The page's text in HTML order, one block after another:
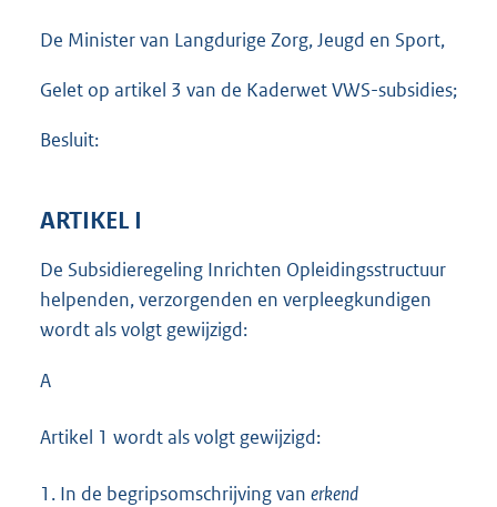
De Minister van Langdurige Zorg, Jeugd en Sport,
Gelet op artikel 3 van de Kaderwet VWS-subsidies;
Besluit:
ARTIKEL I
De Subsidieregeling Inrichten Opleidingsstructuur
helpenden, verzorgenden en verpleegkundigen
wordt als volgt gewijzigd:
A
Artikel 1 wordt als volgt gewijzigd:
1. In de begripsomschrijving van erkend